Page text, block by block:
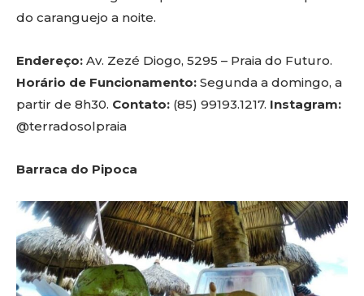
do caranguejo a noite.
Endereço: Av. Zezé Diogo, 5295 – Praia do Futuro.
Horário de Funcionamento: Segunda a domingo, a
partir de 8h30. Contato: (85) 99193.1217. Instagram:
@terradosolpraia
Barraca do Pipoca